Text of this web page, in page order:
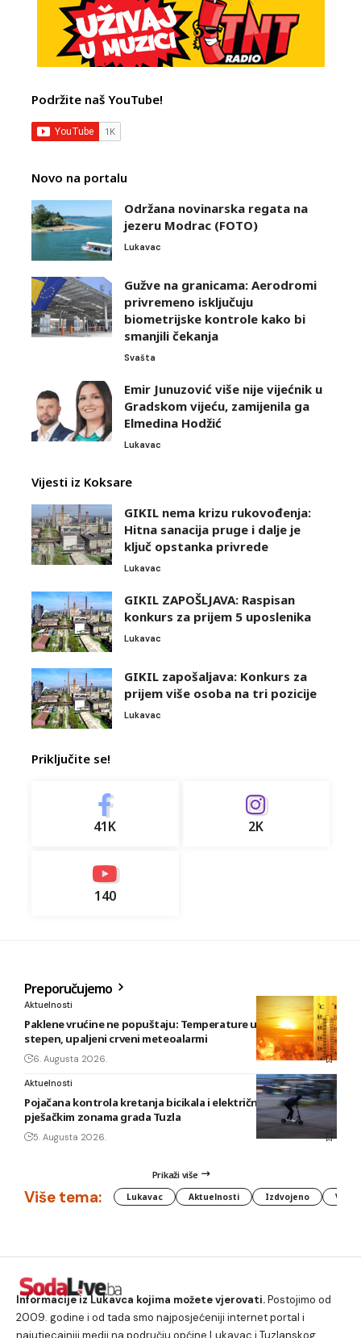
Podržite naš YouTube!
Novo na portalu
Održana novinarska regata na
jezeru Modrac (FOTO)
Lukavac
Gužve na granicama: Aerodromi
privremeno isključuju
biometrijske kontrole kako bi
smanjili čekanja
Svašta
Emir Junuzović više nije vijećnik u
Gradskom vijeću, zamijenila ga
Elmedina Hodžić
Lukavac
Vijesti iz Koksare
GIKIL nema krizu rukovođenja:
Hitna sanacija pruge i dalje je
ključ opstanka privrede
Lukavac
GIKIL ZAPOŠLJAVA: Raspisan
konkurs za prijem 5 uposlenika
Lukavac
GIKIL zapošaljava: Konkurs za
prijem više osoba na tri pozicije
Lukavac
Priključite se!
41K 2K
140
Preporučujemo
Aktuelnosti
Paklene vrućine ne popuštaju: Temperature u BiH i do 41
stepen, upaljeni crveni meteoalarmi
6. Augusta 2026.
Aktuelnosti
Pojačana kontrola kretanja bicikala i električnih romobila u
pješačkim zonama grada Tuzla
5. Augusta 2026.
Prikaži više
Više tema: Lukavac Aktuelnosti Izdvojeno
Informacije iz Lukavca kojima možete vjerovati.Postojimo od
2009. godine i od tada smo najposjećeniji internet portal i